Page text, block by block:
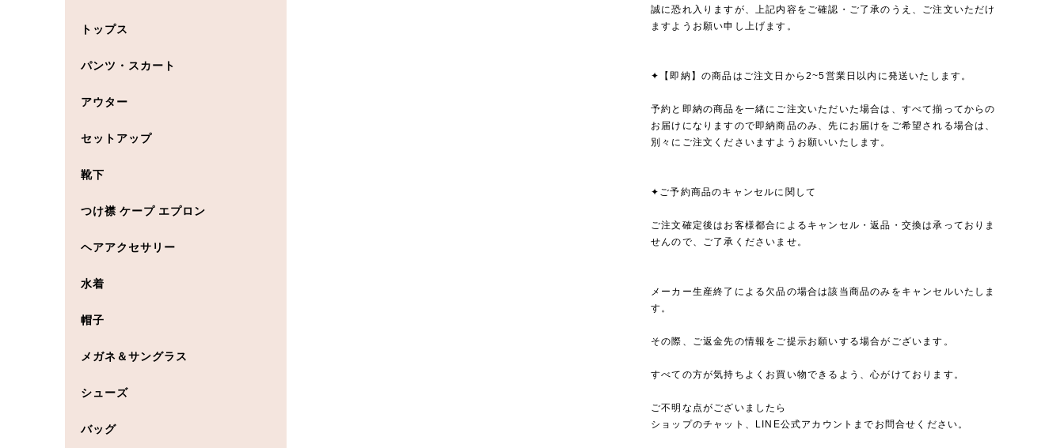
誠に恐れ入りますが、上記内容をご確認・ご了承のうえ、ご注文いただけ
ますようお願い申し上げます。
✦【即納】の商品はご注文日から2~5営業日以内に発送いたします。
予約と即納の商品を一緒にご注文いただいた場合は、すべて揃ってからの
お届けになりますので即納商品のみ、先にお届けをご希望される場合は、
別々にご注文くださいますようお願いいたします。
✦ご予約商品のキャンセルに関して
ご注文確定後はお客様都合によるキャンセル・返品・交換は承っておりま
せんので、ご了承くださいませ。
メーカー生産終了による欠品の場合は該当商品のみをキャンセルいたしま
す。
その際、ご返金先の情報をご提示お願いする場合がございます。
すべての方が気持ちよくお買い物できるよう、心がけております。
ご不明な点がございましたら
ショップのチャット、LINE公式アカウントまでお問合せください。
トップス
パンツ・スカート
アウター
セットアップ
靴下
つけ襟 ケープ エプロン
ヘアアクセサリー
水着
帽子
メガネ＆サングラス
シューズ
バッグ